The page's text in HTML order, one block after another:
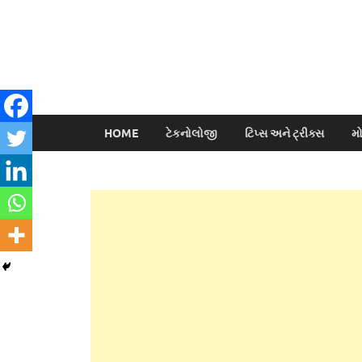
HOME ટેકનોલોજી ટિપ્સ અને ટ્રીક્સ